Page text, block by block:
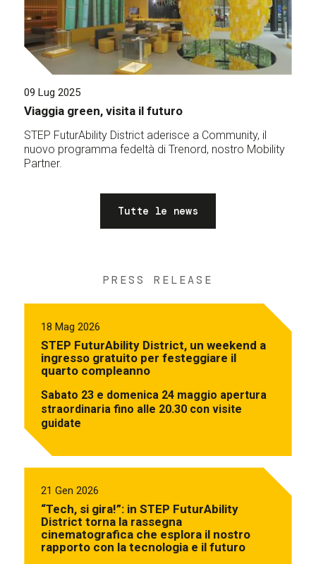
09 Lug 2025
Viaggia green, visita il futuro
STEP FuturAbility District aderisce a Community, il
nuovo programma fedeltà di Trenord, nostro Mobility
Partner.
Tutte le news
PRESS RELEASE
18 Mag 2026
STEP FuturAbility District, un weekend a
ingresso gratuito per festeggiare il
quarto compleanno
Sabato 23 e domenica 24 maggio apertura
straordinaria fino alle 20.30 con visite
guidate
21 Gen 2026
“Tech, si gira!”: in STEP FuturAbility
District torna la rassegna
cinematografica che esplora il nostro
rapporto con la tecnologia e il futuro